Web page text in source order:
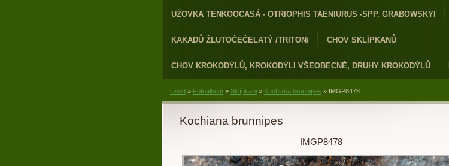
UŽOVKA TENKOOCASÁ - OTRIOPHIS TAENIURUS -SPP. GRABOWSKYI
KAKADŮ ŽLUTOČEČELATÝ /TRITON/ CHOV SKLÍPKANŮ
CHOV KROKODÝLŮ, KROKODÝLI VŠEOBECNĚ, DRUHY KROKODÝLŮ
Úvod » Fotoalbum » Sklípkani » Kochiana brunnipes » IMGP8478
Kochiana brunnipes
IMGP8478